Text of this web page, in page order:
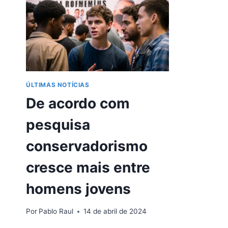
ÚLTIMAS NOTÍCIAS
De acordo com
pesquisa
conservadorismo
cresce mais entre
homens jovens
Por Pablo Raul 14 de abril de 2024